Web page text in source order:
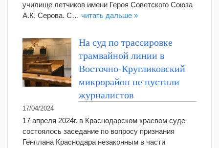
училище летчиков имени Героя Советского Союза
А.К. Серова. С… читать дальше »
На суд по трассировке
трамвайной линии в
Восточно-Кругликовский
микрорайон не пустили
журналистов
17/04/2024
17 апреля 2024г. в Краснодарском краевом суде
состоялось заседание по вопросу признания
Генплана Краснодара незаконным в части